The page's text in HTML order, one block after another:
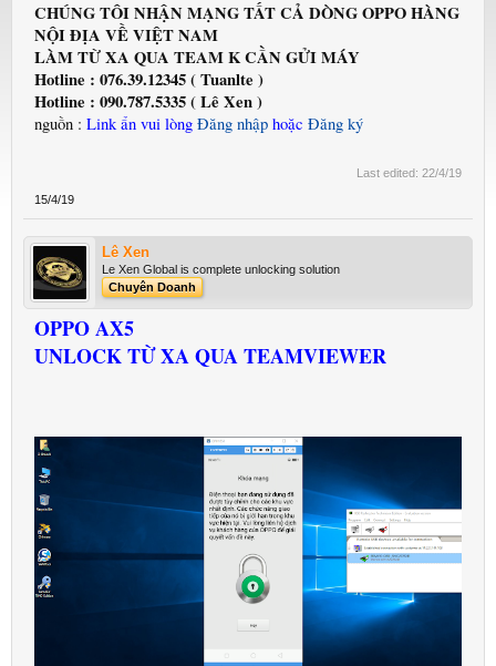
CHÚNG TÔI NHẬN MẠNG TẤT CẢ DÒNG OPPO HÀNG
NỘI ĐỊA VỀ VIỆT NAM
LÀM TỪ XA QUA TEAM K CẦN GỬI MÁY
Hotline : 076.39.12345 ( Tuanlte )
Hotline : 090.787.5335 ( Lê Xen )
nguồn : Link ẩn vui lòng Đăng nhập hoặc Đăng ký
Last edited: 22/4/19
15/4/19
Lê Xen
Le Xen Global is complete unlocking solution
Chuyên Doanh
OPPO AX5
UNLOCKTỪ XA QUA TEAMVIEWER